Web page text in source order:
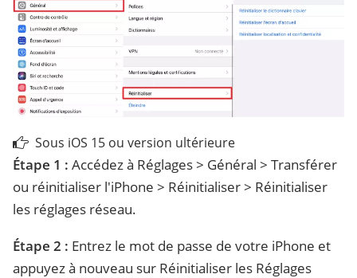
Sous iOS 15 ou version ultérieure
Étape 1 : Accédez à Réglages > Général > Transférer
ou réinitialiser l'iPhone > Réinitialiser > Réinitialiser
les réglages réseau.
Étape 2 : Entrez le mot de passe de votre iPhone et
appuyez à nouveau sur Réinitialiser les Réglages